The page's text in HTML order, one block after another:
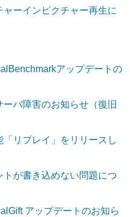
ャーインピクチャー再生に
アップデートの
ーバ障害のお知らせ（復旧
「リプレイ」をリリースし
トが書き込めない問題につ
アップデートのお知ら